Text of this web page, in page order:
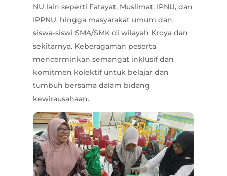
NU lain seperti Fatayat, Muslimat, IPNU, dan
IPPNU, hingga masyarakat umum dan
siswa-siswi SMA/SMK di wilayah Kroya dan
sekitarnya. Keberagaman peserta
mencerminkan semangat inklusif dan
komitmen kolektif untuk belajar dan
tumbuh bersama dalam bidang
kewirausahaan.